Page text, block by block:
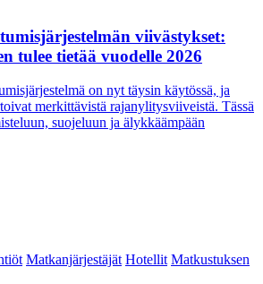
viivästykset:
tulee tietää vuodelle 2026
on nyt täysin käytössä, ja
merkittävistä rajanylitysviiveistä. Tässä
suojeluun ja älykkäämpään
Matkanjärjestäjät Hotellit Matkustuksen